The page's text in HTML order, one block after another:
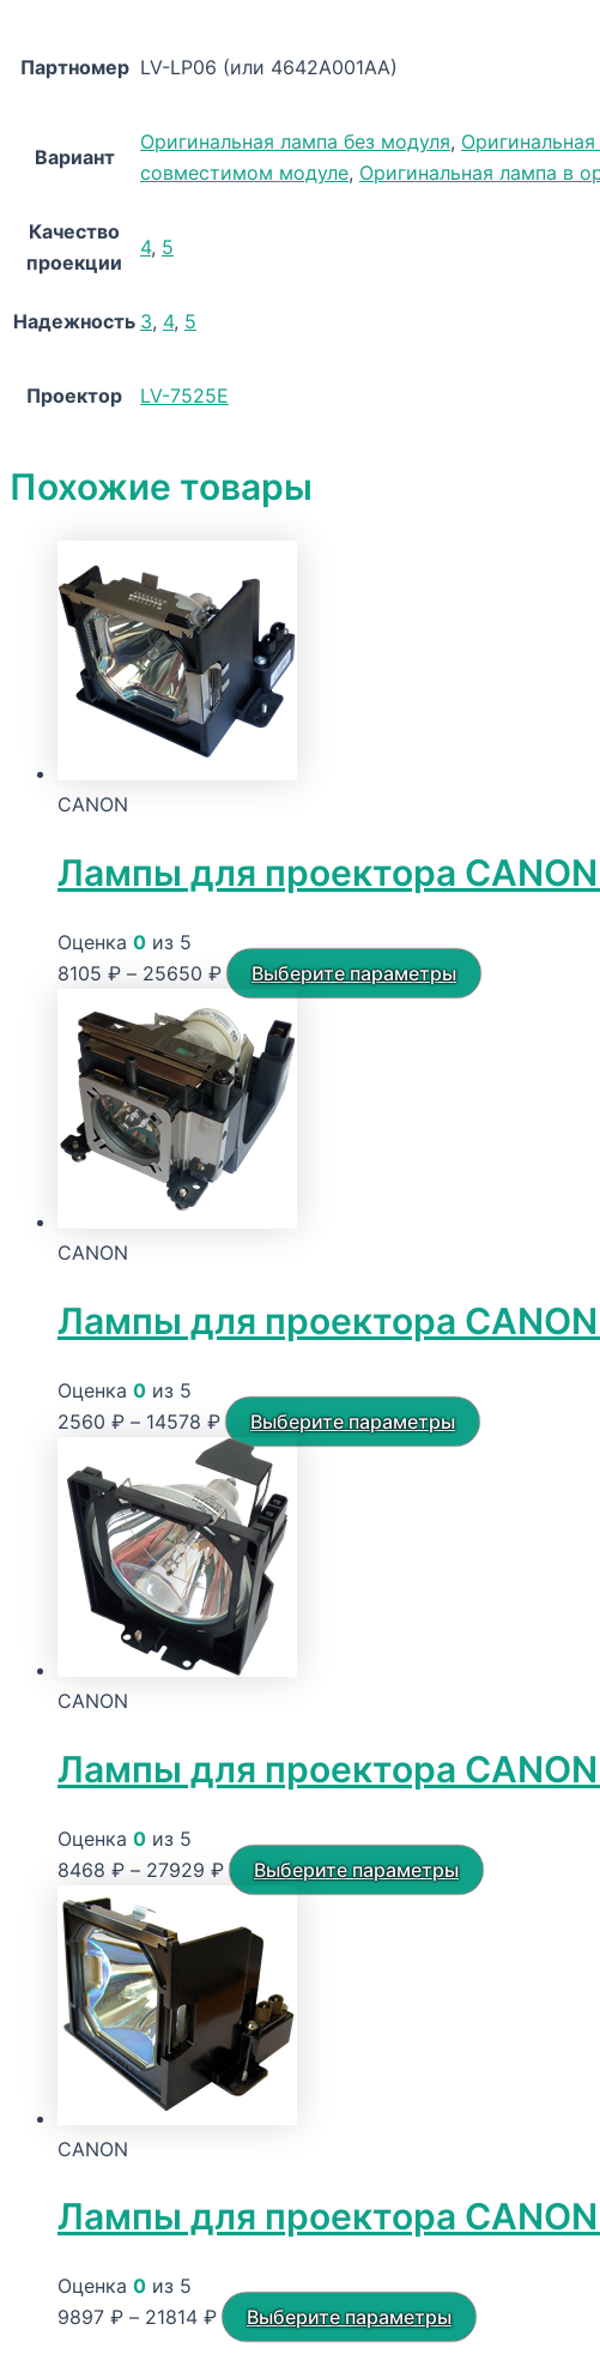
Партномер LV-LP06 (или 4642A001AA)
Вариант
Оригинальная лампа без модуля,
совместимом модуле, Оригинальная лампа в
Качество
проекции
4, 5
Надежность 3, 4, 5
Проектор LV-7525E
Похожие товары
CANON
Лампы для проектора
Оценка 0 из 5
8105 ₽ – 25650 ₽Диапазон
цен:
8105 ₽
–
25650 ₽
Выберите параметры
Этот
CANON
Лампы для проектора
Оценка 0 из 5
2560 ₽ – 14578 ₽Диапазон
цен:
2560 ₽
–
14578 ₽
Выберите параметры
Этот
CANON
Лампы для проектора
Оценка 0 из 5
8468 ₽ – 27929 ₽Диапазон
цен:
8468 ₽
27929 ₽
Выберите параметры
Этот
CANON
Лампы для проектора
Оценка 0 из 5
9897 ₽ – 21814 ₽Диапазон
цен:
Выберите параметры
Этот